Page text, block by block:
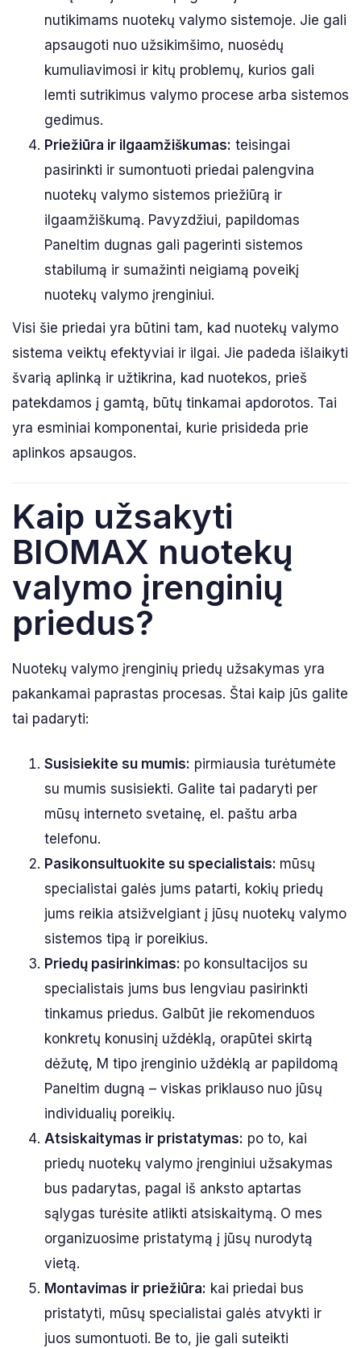
nutikimams nuotekų valymo sistemoje. Jie gali
apsaugoti nuo užsikimšimo, nuosėdų
kumuliavimosi ir kitų problemų, kurios gali
lemti sutrikimus valymo procese arba sistemos
gedimus.
Priežiūra ir ilgaamžiškumas: teisingai
pasirinkti ir sumontuoti priedai palengvina
nuotekų valymo sistemos priežiūrą ir
ilgaamžiškumą. Pavyzdžiui, papildomas
Paneltim dugnas gali pagerinti sistemos
stabilumą ir sumažinti neigiamą poveikį
nuotekų valymo įrenginiui.
Visi šie priedai yra būtini tam, kad nuotekų valymo
sistema veiktų efektyviai ir ilgai. Jie padeda išlaikyti
švarią aplinką ir užtikrina, kad nuotekos, prieš
patekdamos į gamtą, būtų tinkamai apdorotos. Tai
yra esminiai komponentai, kurie prisideda prie
aplinkos apsaugos.
Kaip užsakyti
BIOMAX nuotekų
valymo įrenginių
priedus?
Nuotekų valymo įrenginių priedų užsakymas yra
pakankamai paprastas procesas. Štai kaip jūs galite
tai padaryti:
Susisiekite su mumis: pirmiausia turėtumėte
su mumis susisiekti. Galite tai padaryti per
mūsų interneto svetainę, el. paštu arba
telefonu.
Pasikonsultuokite su specialistais: mūsų
specialistai galės jums patarti, kokių priedų
jums reikia atsižvelgiant į jūsų nuotekų valymo
sistemos tipą ir poreikius.
Priedų pasirinkimas: po konsultacijos su
specialistais jums bus lengviau pasirinkti
tinkamus priedus. Galbūt jie rekomenduos
konkretų konusinį uždėklą, orapūtei skirtą
dėžutę, M tipo įrenginio uždėklą ar papildomą
Paneltim dugną – viskas priklauso nuo jūsų
individualių poreikių.
Atsiskaitymas ir pristatymas: po to, kai
priedų nuotekų valymo įrenginiui užsakymas
bus padarytas, pagal iš anksto aptartas
sąlygas turėsite atlikti atsiskaitymą. O mes
organizuosime pristatymą į jūsų nurodytą
vietą.
Montavimas ir priežiūra: kai priedai bus
pristatyti, mūsų specialistai galės atvykti ir
juos sumontuoti. Be to, jie gali suteikti